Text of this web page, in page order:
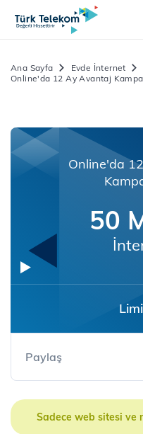
Ana Sayfa Evde İnternet
Online'da 12 Ay Avantaj
Online'da
50
Paylaş
Sadece web sitesi ve